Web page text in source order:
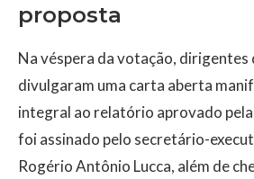
proposta
Na véspera da votação, dirigentes
divulgaram uma carta aberta
integral ao relatório aprovado
foi assinado pelo secretário-
Rogério Antônio Lucca, além de